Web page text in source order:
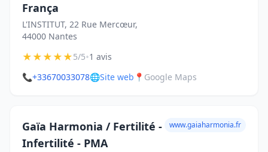
França
L'INSTITUT, 22 Rue Mercœur,
44000 Nantes
★★★★★5/5•1 avis
📞+33670033078🌐Site web 📍 Google Maps
Gaïa Harmonia / Fertilité -
Infertilité - PMA
www.gaiaharmonia.fr